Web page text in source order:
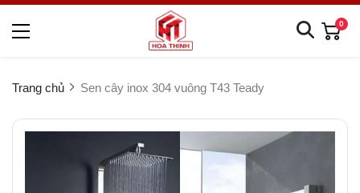
0
Trang chủ Sen cây inox 304 vuông T43 Teady